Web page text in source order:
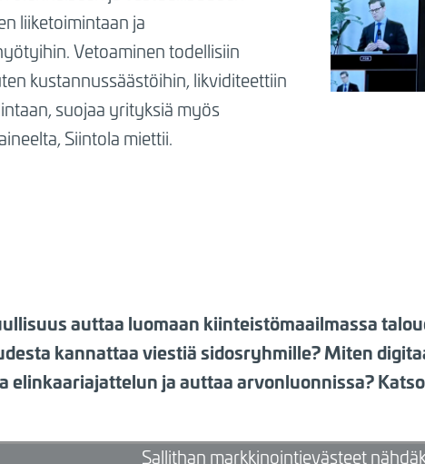
liiketoimintaan ja
Vetoaminen todellisiin
kustannussäästöihin, likviditeettiin
suojaa yrityksiä myös
Siintola miettii.
auttaa luomaan kiinteistömaailmassa
kannattaa viestiä sidosryhmille? Miten
elinkaariajattelun ja auttaa arvonluonnissa?
Sallithan markkinointievästeet